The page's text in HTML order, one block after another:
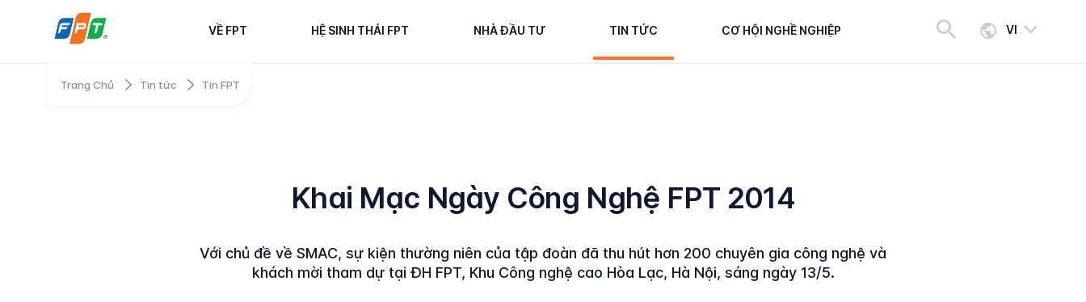
VỀ FPT HỆ SINH THÁI FPT NHÀ ĐẦU TƯ TIN TỨC CƠ HỘI NGHỀ NGHIỆP VI
Trang Chủ Tin tức Tin FPT
Khai Mạc Ngày Công Nghệ FPT 2014
Với chủ đề về SMAC, sự kiện thường niên của tập đoàn đã thu hút hơn 200 chuyên gia công nghệ và
khách mời tham dự tại ĐH FPT, Khu Công nghệ cao Hòa Lạc, Hà Nội, sáng ngày 13/5.